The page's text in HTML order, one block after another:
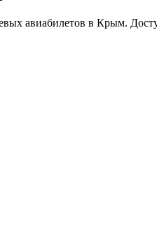
авиабилетов в Крым.